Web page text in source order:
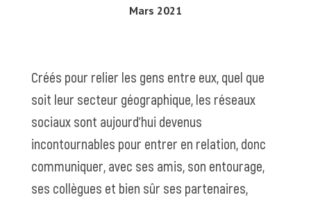
Mars 2021
Créés pour relier les gens entre eux, quel que
soit leur secteur géographique, les réseaux
sociaux sont aujourd’hui devenus
incontournables pour entrer en relation, donc
communiquer, avec ses amis, son entourage,
ses collègues et bien sûr ses partenaires,